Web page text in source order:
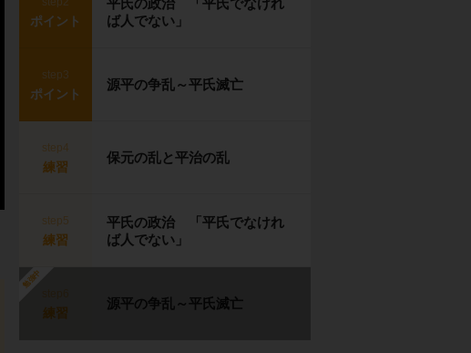
ポイント
平氏の政治 「平氏でなけれ
ば人でない」
step3
ポイント
源平の争乱～平氏滅亡
step4
練習
保元の乱と平治の乱
step5
練習
平氏の政治 「平氏でなけれ
ば人でない」
勉強中
練習
源平の争乱～平氏滅亡